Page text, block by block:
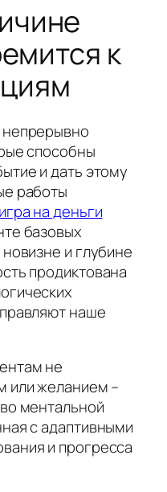
к
способны
и дать этому
работы
на деньги
базовых
и глубине
продиктована
наше
не
или желанием –
ментальной
с адаптивными
и прогресса